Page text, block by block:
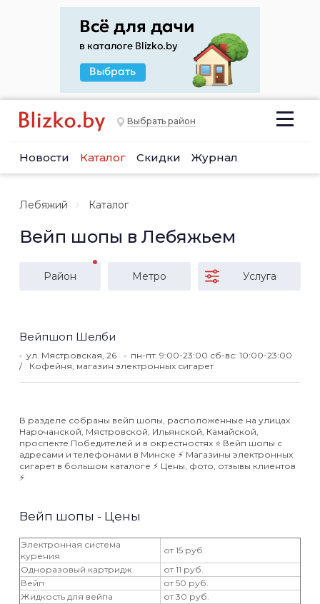
Выбрать район
Новости Каталог Скидки Журнал
Лебяжий Каталог
Вейп шопы в Лебяжьем
Район Метро Услуга
Вейпшоп Шелби
ул. Мястровская, 26
пн-пт: 9:00-23:00 сб-вс: 10:00-23:00
Кофейня, магазин электронных сигарет
В разделе собраны вейп шопы, расположенные на улицах
Нарочанской, Мястровской, Ильянской, Камайской,
проспекте Победителей и в окрестностях ⭐️ Вейп шопы с
адресами и телефонами в Минске ⚡️ Магазины электронных
сигарет в большом каталоге ⚡️ Цены, фото, отзывы клиентов
⚡️
Вейп шопы - Цены
Электронная система
курения
от 15 руб.
Одноразовый картридж
от 11 руб.
Вейп
от 50 руб.
Жидкость для вейпа
от 30 руб.